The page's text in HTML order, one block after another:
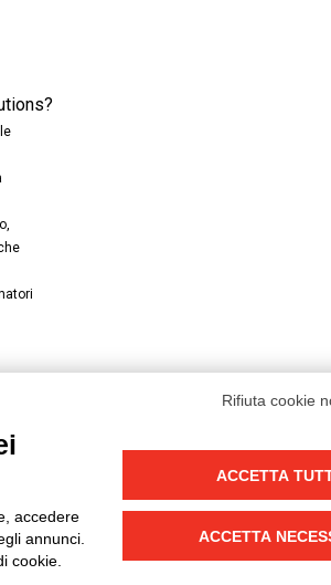
Rifiuta cookie
accedere
annunci.
cookie.
ACCETTA
ACCETTA